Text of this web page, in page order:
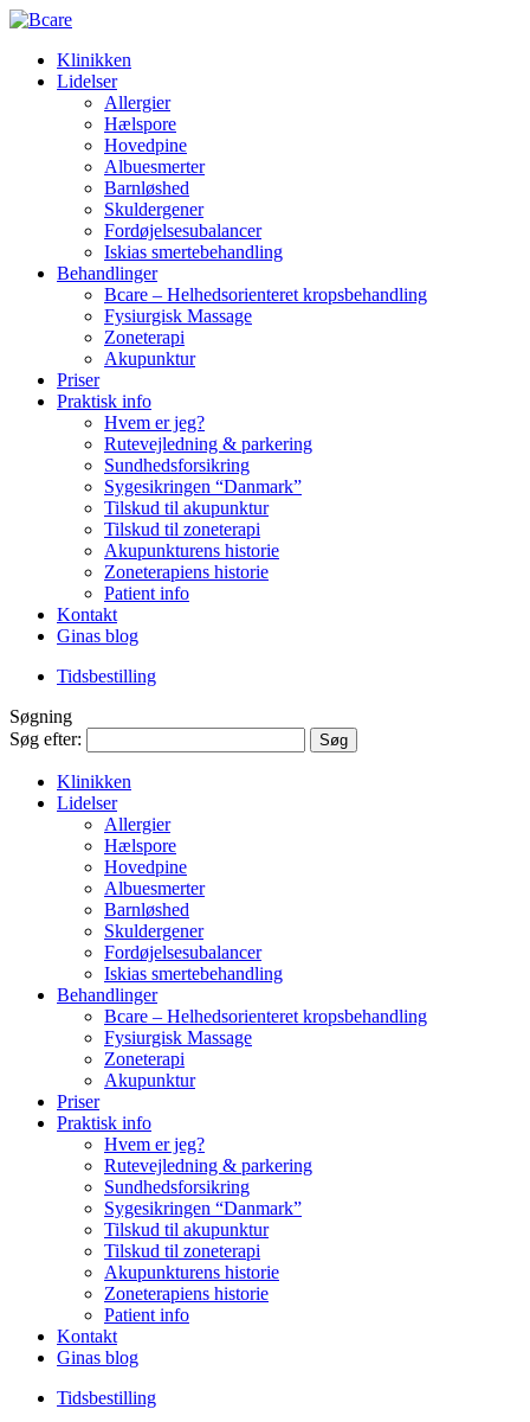
Klinikken
Lidelser
Allergier
Hælspore
Hovedpine
Albuesmerter
Barnløshed
Skuldergener
Fordøjelsesubalancer
Iskias smertebehandling
Behandlinger
Bcare – Helhedsorienteret kropsbehandling
Fysiurgisk Massage
Zoneterapi
Akupunktur
Priser
Praktisk info
Hvem er jeg?
Rutevejledning & parkering
Sundhedsforsikring
Sygesikringen “Danmark”
Tilskud til akupunktur
Tilskud til zoneterapi
Akupunkturens historie
Zoneterapiens historie
Patient info
Kontakt
Ginas blog
Tidsbestilling
Søgning
Søg efter:
Klinikken
Lidelser
Allergier
Hælspore
Hovedpine
Albuesmerter
Barnløshed
Skuldergener
Fordøjelsesubalancer
Iskias smertebehandling
Behandlinger
Bcare – Helhedsorienteret kropsbehandling
Fysiurgisk Massage
Zoneterapi
Akupunktur
Priser
Praktisk info
Hvem er jeg?
Rutevejledning & parkering
Sundhedsforsikring
Sygesikringen “Danmark”
Tilskud til akupunktur
Tilskud til zoneterapi
Akupunkturens historie
Zoneterapiens historie
Patient info
Kontakt
Ginas blog
Tidsbestilling